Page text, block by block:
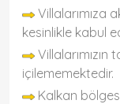
Villalarımıza
kesinlikle kabul
Villalarımızın
içilememektedir.
Kalkan